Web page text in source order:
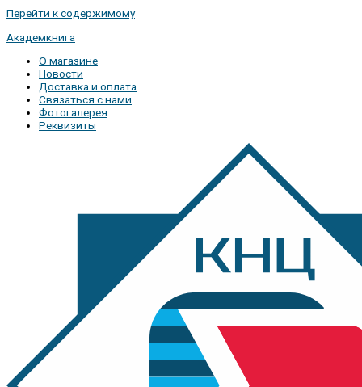
Перейти к содержимому
Академкнига
О магазине
Новости
Доставка и оплата
Связаться с нами
Фотогалерея
Реквизиты